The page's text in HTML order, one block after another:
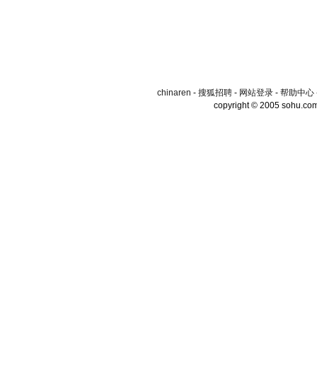
chinaren - 搜狐招聘- 网站登录- 帮助中心
copyright © 2005